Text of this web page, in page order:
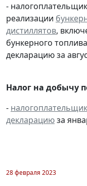
-
реализации
дистиллятов,
бункерного
декларацию за
Налог на добычу
-
декларациюза
28 февраля 2023